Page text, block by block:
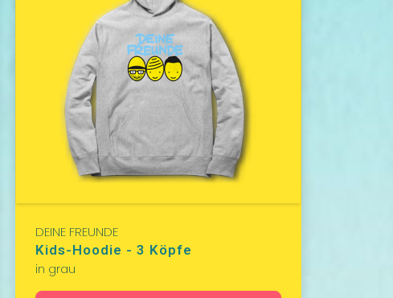
DEINE FREUNDE
Kids-Hoodie - 3 Köpfe
in grau